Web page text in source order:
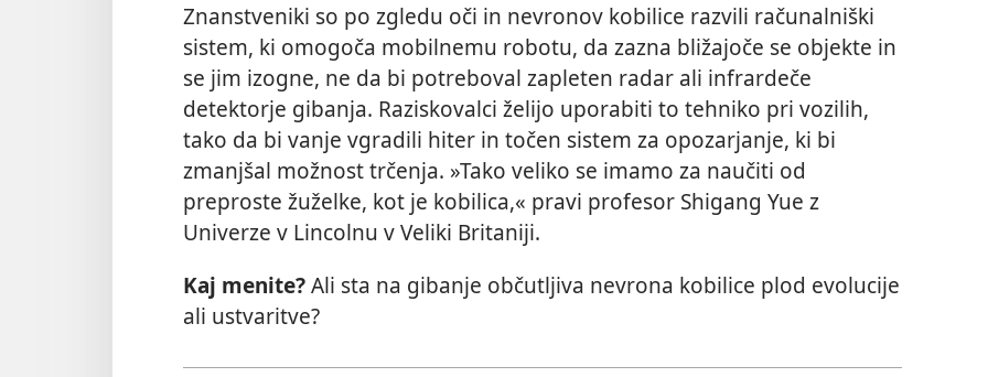
Znanstveniki so po zgledu oči in nevronov kobilice razvili računalniški
sistem, ki omogoča mobilnemu robotu, da zazna bližajoče se objekte in
se jim izogne, ne da bi potreboval zapleten radar ali infrardeče
detektorje gibanja. Raziskovalci želijo uporabiti to tehniko pri vozilih,
tako da bi vanje vgradili hiter in točen sistem za opozarjanje, ki bi
zmanjšal možnost trčenja. »Tako veliko se imamo za naučiti od
preproste žuželke, kot je kobilica,« pravi profesor Shigang Yue z
Univerze v Lincolnu v Veliki Britaniji.
Kaj menite?Ali sta na gibanje občutljiva nevrona kobilice plod evolucije
ali ustvaritve?